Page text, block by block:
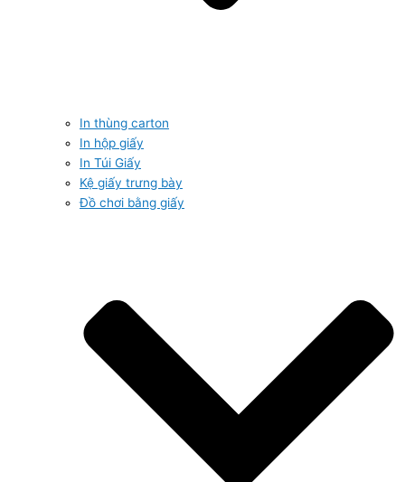
In thùng carton
In hộp giấy
In Túi Giấy
Kệ giấy trưng bày
Đồ chơi bằng giấy